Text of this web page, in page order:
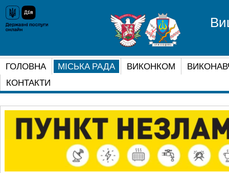
ГОЛОВНА МІСЬКА РАДА ВИКОНКОМ
КОНТАКТИ